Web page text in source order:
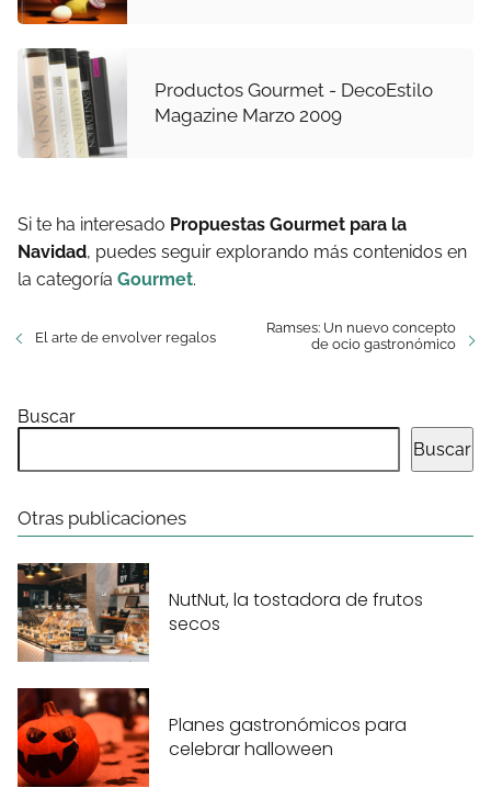
Productos Gourmet - DecoEstilo
Magazine Marzo 2009
Si te ha interesado Propuestas Gourmet para la
Navidad, puedes seguir explorando más contenidos en
la categoría Gourmet.
El arte de envolver regalos
Ramses: Un nuevo concepto
de ocio gastronómico
Buscar
Buscar
Otras publicaciones
NutNut, la tostadora de frutos
secos
Planes gastronómicos para
celebrar halloween